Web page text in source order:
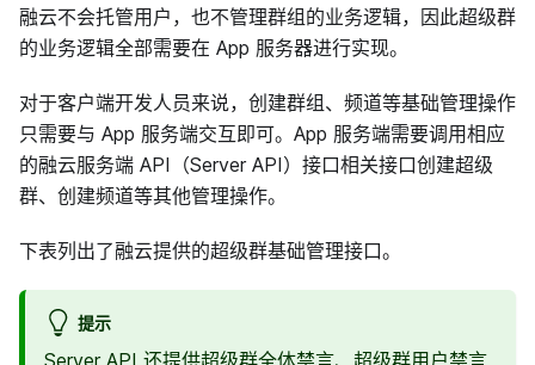
融云不会托管用户，也不管理群组的业务逻辑，因此超级群
的业务逻辑全部需要在 App 服务器进行实现。
对于客户端开发人员来说，创建群组、频道等基础管理操作
只需要与 App 服务端交互即可。App 服务端需要调用相应
的融云服务端 API（Server API）接口相关接口创建超级
群、创建频道等其他管理操作。
下表列出了融云提供的超级群基础管理接口。
提示